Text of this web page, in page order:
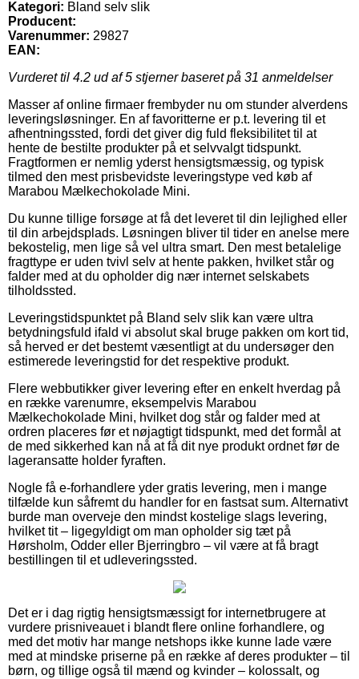
Kategori: Bland selv slik
Producent:
Varenummer: 29827
EAN:
Vurderet til 4.2 ud af 5 stjerner baseret på 31 anmeldelser
Masser af online firmaer frembyder nu om stunder alverdens
leveringsløsninger. En af favoritterne er p.t. levering til et
afhentningssted, fordi det giver dig fuld fleksibilitet til at
hente de bestilte produkter på et selvvalgt tidspunkt.
Fragtformen er nemlig yderst hensigtsmæssig, og typisk
tilmed den mest prisbevidste leveringstype ved køb af
Marabou Mælkechokolade Mini.
Du kunne tillige forsøge at få det leveret til din lejlighed eller
til din arbejdsplads. Løsningen bliver til tider en anelse mere
bekostelig, men lige så vel ultra smart. Den mest betalelige
fragttype er uden tvivl selv at hente pakken, hvilket står og
falder med at du opholder dig nær internet selskabets
tilholdssted.
Leveringstidspunktet på Bland selv slik kan være ultra
betydningsfuld ifald vi absolut skal bruge pakken om kort tid,
så herved er det bestemt væsentligt at du undersøger den
estimerede leveringstid for det respektive produkt.
Flere webbutikker giver levering efter en enkelt hverdag på
en række varenumre, eksempelvis Marabou
Mælkechokolade Mini, hvilket dog står og falder med at
ordren placeres før et nøjagtigt tidspunkt, med det formål at
de med sikkerhed kan nå at få dit nye produkt ordnet før de
lageransatte holder fyraften.
Nogle få e-forhandlere yder gratis levering, men i mange
tilfælde kun såfremt du handler for en fastsat sum. Alternativt
burde man overveje den mindst kostelige slags levering,
hvilket tit – ligegyldigt om man opholder sig tæt på
Hørsholm, Odder eller Bjerringbro – vil være at få bragt
bestillingen til et udleveringssted.
Det er i dag rigtig hensigtsmæssigt for internetbrugere at
vurdere prisniveauet i blandt flere online forhandlere, og
med det motiv har mange netshops ikke kunne lade være
med at mindske priserne på en række af deres produkter – til
børn, og tillige også til mænd og kvinder – kolossalt, og